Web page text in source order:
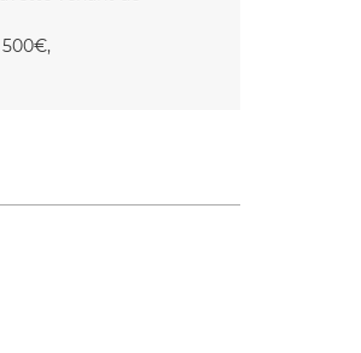
500€